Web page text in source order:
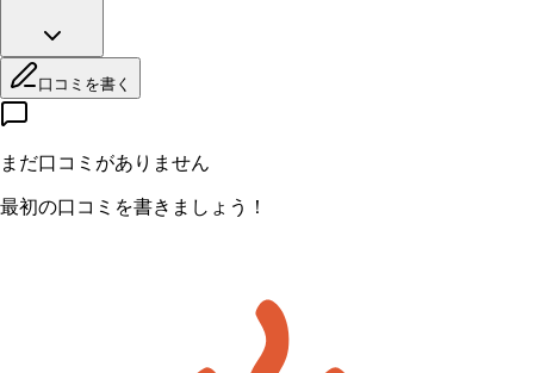
口コミを書く
まだ口コミがありません
最初の口コミを書きましょう！